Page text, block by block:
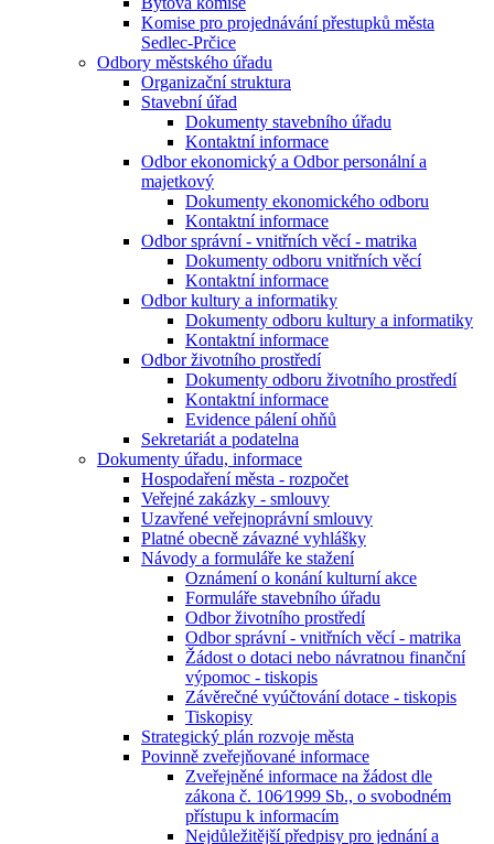
Komise pro projednávání přestupků města
Sedlec-Prčice
Odbory městského úřadu
Organizační struktura
Stavební úřad
Dokumenty stavebního úřadu
Kontaktní informace
Odbor ekonomický a Odbor personální a
majetkový
Dokumenty ekonomického odboru
Kontaktní informace
Odbor správní - vnitřních věcí - matrika
Dokumenty odboru vnitřních věcí
Kontaktní informace
Odbor kultury a informatiky
Dokumenty odboru kultury a informatiky
Kontaktní informace
Odbor životního prostředí
Dokumenty odboru životního prostředí
Kontaktní informace
Evidence pálení ohňů
Sekretariát a podatelna
Dokumenty úřadu, informace
Hospodaření města - rozpočet
Veřejné zakázky - smlouvy
Uzavřené veřejnoprávní smlouvy
Platné obecně závazné vyhlášky
Návody a formuláře ke stažení
Oznámení o konání kulturní akce
Formuláře stavebního úřadu
Odbor životního prostředí
Odbor správní - vnitřních věcí - matrika
Žádost o dotaci nebo návratnou finanční
výpomoc - tiskopis
Závěrečné vyúčtování dotace - tiskopis
Tiskopisy
Strategický plán rozvoje města
Povinně zveřejňované informace
Zveřejněné informace na žádost dle
zákona č. 106⁄1999 Sb., o svobodném
přístupu k informacím
Nejdůležitější předpisy pro jednání a